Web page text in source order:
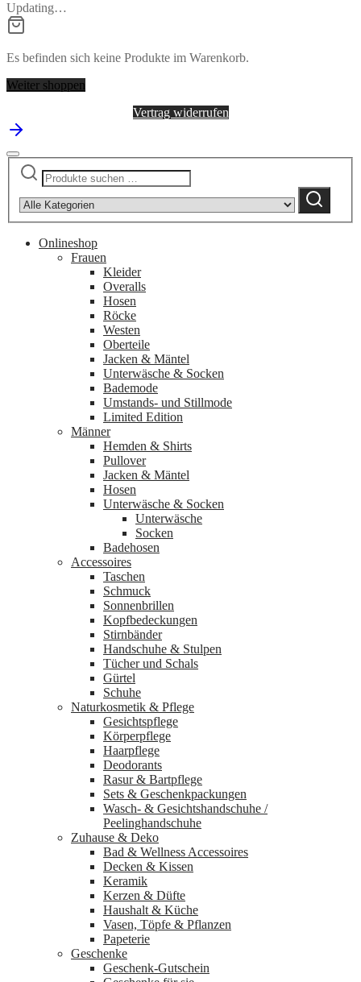
Updating…
Es befinden sich keine Produkte im Warenkorb.
Weiter shoppen
Vertrag widerrufen
Suchen
nach:
category:
Suchen
Onlineshop
Frauen
Kleider
Overalls
Hosen
Röcke
Westen
Oberteile
Jacken & Mäntel
Unterwäsche & Socken
Bademode
Umstands- und Stillmode
Limited Edition
Männer
Hemden & Shirts
Pullover
Jacken & Mäntel
Hosen
Unterwäsche & Socken
Unterwäsche
Socken
Badehosen
Accessoires
Taschen
Schmuck
Sonnenbrillen
Kopfbedeckungen
Stirnbänder
Handschuhe & Stulpen
Tücher und Schals
Gürtel
Schuhe
Naturkosmetik & Pflege
Gesichtspflege
Körperpflege
Haarpflege
Deodorants
Rasur & Bartpflege
Sets & Geschenkpackungen
Wasch‑ & Gesichtshandschuhe /
Peelinghandschuhe
Zuhause & Deko
Bad & Wellness Accessoires
Decken & Kissen
Keramik
Kerzen & Düfte
Haushalt & Küche
Vasen, Töpfe & Pflanzen
Papeterie
Geschenke
Geschenk-Gutschein